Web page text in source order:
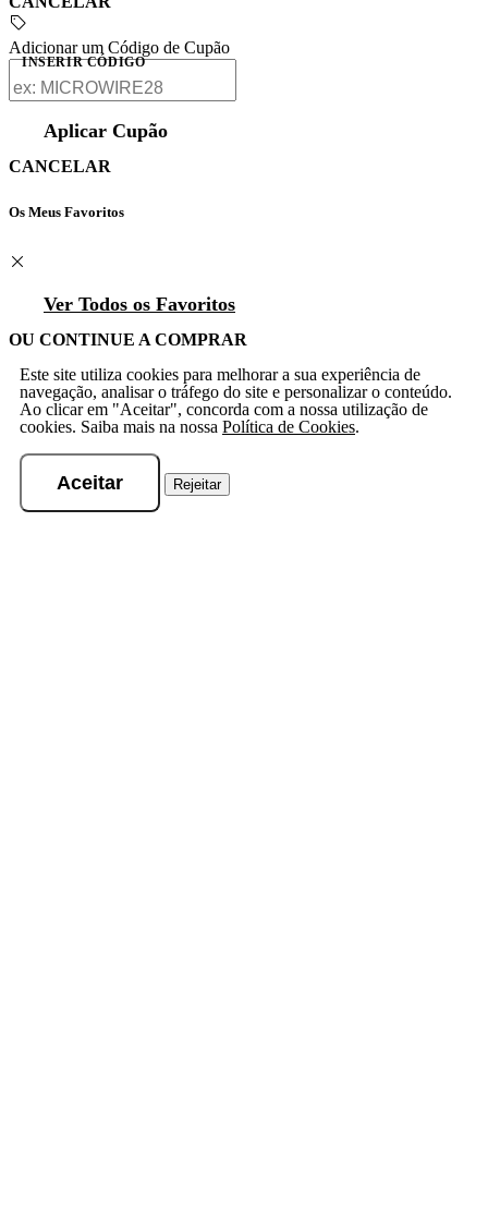
Adicionar um Código de Cupão
INSERIR CÓDIGO
Aplicar Cupão
CANCELAR
Os Meus Favoritos
Ver Todos os Favoritos
OU CONTINUE A COMPRAR
Este site utiliza cookies para melhorar a sua experiência de
navegação, analisar o tráfego do site e personalizar o conteúdo.
Ao clicar em "Aceitar", concorda com a nossa utilização de
cookies. Saiba mais na nossa Política de Cookies.
Aceitar Rejeitar